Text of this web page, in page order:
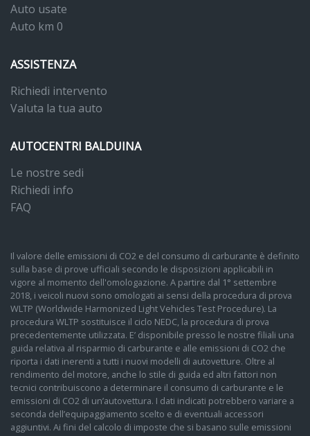
Auto usate
Auto km 0
ASSISTENZA
Richiedi intervento
Valuta la tua auto
AUTOCENTRI BALDUINA
Le nostre sedi
Richiedi info
FAQ
Il valore delle emissioni di CO2 e del consumo di carburante è definito
sulla base di prove ufficiali secondo le disposizioni applicabili in
vigore al momento dell'omologazione. A partire dal 1° settembre
2018, i veicoli nuovi sono omologati ai sensi della procedura di prova
WLTP (Worldwide Harmonized Light Vehicles Test Procedure). La
procedura WLTP sostituisce il ciclo NEDC, la procedura di prova
precedentemente utilizzata. E’ disponibile presso le nostre filiali una
guida relativa al risparmio di carburante e alle emissioni di CO2 che
riporta i dati inerenti a tutti i nuovi modelli di autovetture. Oltre al
rendimento del motore, anche lo stile di guida ed altri fattori non
tecnici contribuiscono a determinare il consumo di carburante e le
emissioni di CO2 di un’autovettura. I dati indicati potrebbero variare a
seconda dell’equipaggiamento scelto e di eventuali accessori
aggiuntivi. Ai fini del calcolo di imposte che si basano sulle emissioni